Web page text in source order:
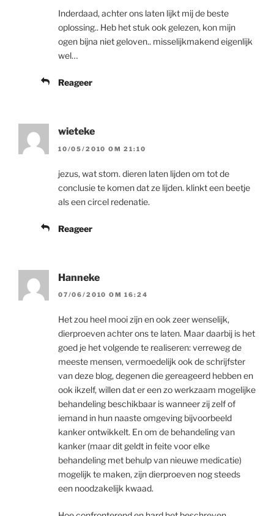
Inderdaad, achter ons laten lijkt mij de beste
oplossing.. Heb het stuk ook gelezen, kon mijn
ogen bijna niet geloven.. misselijkmakend eigenlijk
wel…
Reageer
wieteke
10/05/2010 OM 21:10
jezus, wat stom. dieren laten lijden om tot de
conclusie te komen dat ze lijden. klinkt een beetje
als een circel redenatie.
Reageer
Hanneke
07/06/2010 OM 16:24
Het zou heel mooi zijn en ook zeer wenselijk,
dierproeven achter ons te laten. Maar daarbij is het
goed je het volgende te realiseren: verreweg de
meeste mensen, vermoedelijk ook de schrijfster
van deze blog, degenen die gereageerd hebben en
ook ikzelf, willen dat er een zo werkzaam mogelijke
behandeling beschikbaar is wanneer zij zelf of
iemand in hun naaste omgeving bijvoorbeeld
kanker ontwikkelt. En om de behandeling van
kanker (maar dit geldt in feite voor elke
behandeling met behulp van nieuwe medicatie)
mogelijk te maken, zijn dierproeven nog steeds
een noodzakelijk kwaad.